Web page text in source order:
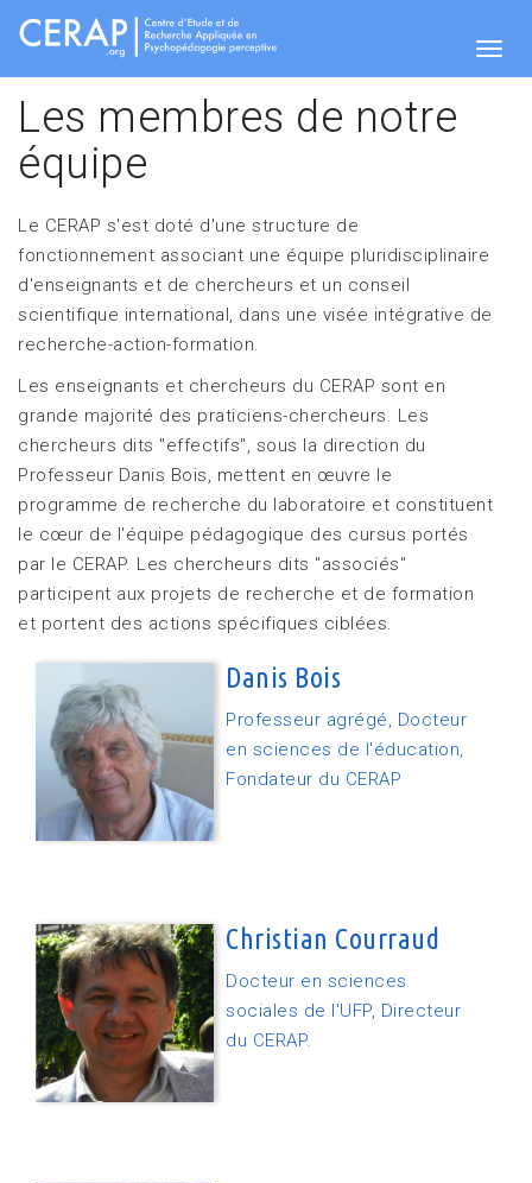
Aller
contenu
principal
Les membres de notre
équipe
Le CERAP s'est doté d'une structure de
fonctionnement associant une équipe pluridisciplinaire
d'enseignants et de chercheurs et un conseil
scientifique international, dans une visée intégrative de
recherche-action-formation.
Les enseignants et chercheurs du CERAP sont en
grande majorité des praticiens-chercheurs. Les
chercheurs dits "effectifs", sous la direction du
Professeur Danis Bois, mettent en œuvre le
programme de recherche du laboratoire et constituent
le cœur de l'équipe pédagogique des cursus portés
par le CERAP. Les chercheurs dits "associés"
participent aux projets de recherche et de formation
et portent des actions spécifiques ciblées.
Danis Bois
Professeur agrégé, Docteur
en sciences de l'éducation,
Fondateur du CERAP
Christian Courraud
Docteur en sciences
sociales de l'UFP, Directeur
du CERAP.